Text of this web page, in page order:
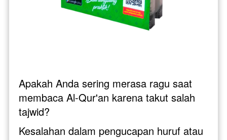
Apakah Anda sering merasa ragu saat
membaca Al-Qur'an karena takut salah
tajwid?
Kesalahan dalam pengucapan huruf atau